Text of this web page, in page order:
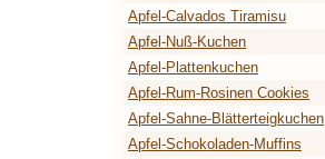
Apfel-Calvados Tiramisu
Apfel-Nuß-Kuchen
Apfel-Plattenkuchen
Apfel-Rum-Rosinen Cookies
Apfel-Sahne-Blätterteigkuchen
Apfel-Schokoladen-Muffins